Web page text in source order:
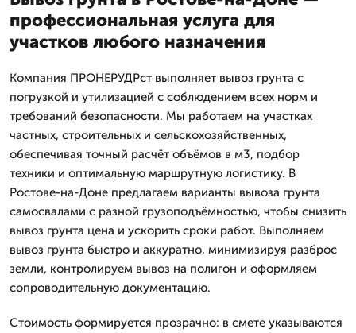
профессиональная услуга для
участков любого назначения
Компания ПРОНЕРУДРст выполняет вывоз грунта с
погрузкой и утилизацией с соблюдением всех норм и
требований безопасности. Мы работаем на участках
частных, строительных и сельскохозяйственных,
обеспечивая точный расчёт объёмов в м3, подбор
техники и оптимальную маршрутную логистику. В
Ростове-на-Доне предлагаем варианты вывоза грунта
самосвалами с разной грузоподъёмностью, чтобы снизить
вывоз грунта цена и ускорить сроки работ. Выполняем
вывоз грунта быстро и аккуратно, минимизируя разброс
земли, контролируем вывоз на полигон и оформляем
сопроводительную документацию.
Стоимость формируется прозрачно: в смете указываются